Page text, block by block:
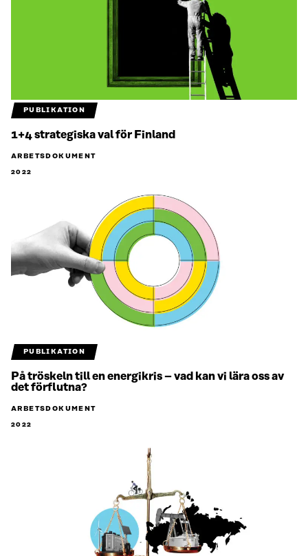
PUBLIKATION
1+4 strategiska val för Finland
ARBETSDOKUMENT
2022
PUBLIKATION
På tröskeln till en energikris – vad kan vi lära oss av
det förflutna?
ARBETSDOKUMENT
2022